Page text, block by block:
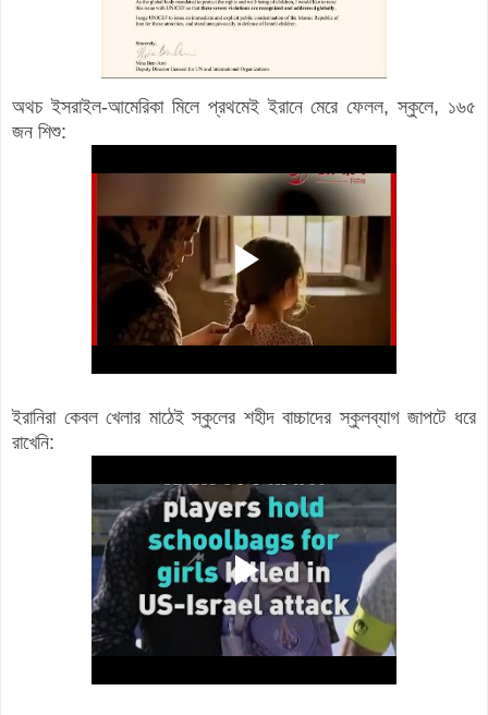
অথচ ইসরাইল-আমেরিকা মিলে প্রথমেই ইরানে মেরে ফেলল, স্কুলে, ১৬৫
জন শিশু:
ইরানিরা কেবল খেলার মাঠেই স্কুলের শহীদ বাচ্চাদের স্কুলব্যাগ জাপটে ধরে
রাখেনি: